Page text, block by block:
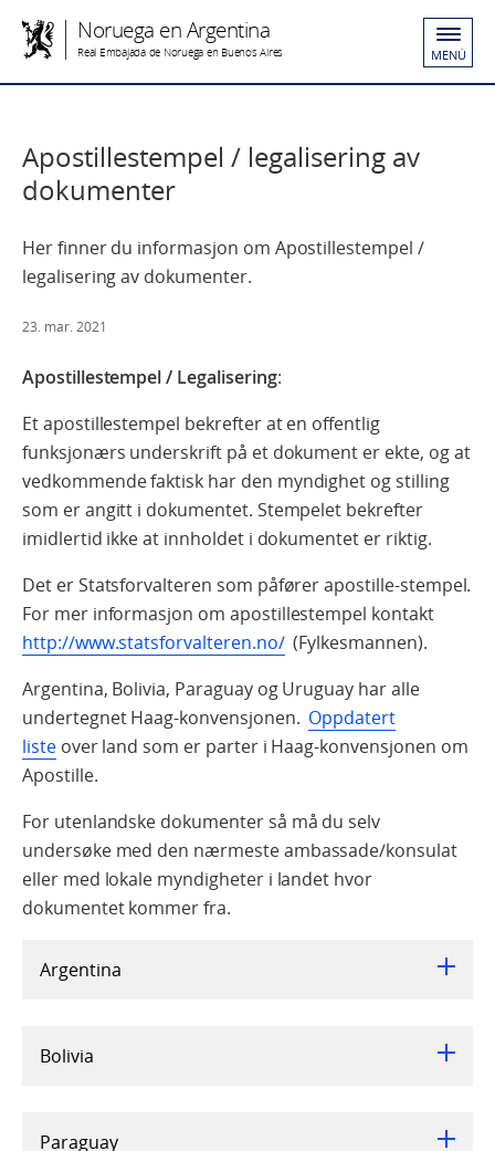
Noruega en Argentina
Real Embajada de Noruega en Buenos Aires MENÚ
Apostillestempel / legalisering av
dokumenter
Her finner du informasjon om Apostillestempel /
legalisering av dokumenter.
23. mar. 2021
Apostillestempel / Legalisering:
Et apostillestempel bekrefter at en offentlig
funksjonærs underskrift på et dokument er ekte, og at
vedkommende faktisk har den myndighet og stilling
som er angitt i dokumentet. Stempelet bekrefter
imidlertid ikke at innholdet i dokumentet er riktig.
Det er Statsforvalteren som påfører apostille-stempel.
For mer informasjon om apostillestempel kontakt
http://www.statsforvalteren.no/(Fylkesmannen).
Argentina, Bolivia, Paraguay og Uruguay har alle
undertegnet Haag-konvensjonen. Oppdatert
listeover land som er parter i Haag-konvensjonen om
Apostille.
For utenlandske dokumenter så må du selv
undersøke med den nærmeste ambassade/konsulat
eller med lokale myndigheter i landet hvor
dokumentet kommer fra.
Argentina
Bolivia
Paraguay